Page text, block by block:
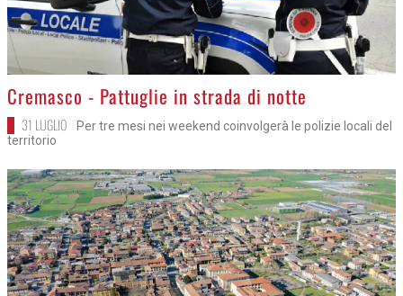
>
Cremasco - Pattuglie in strada di notte
31 LUGLIO
Per tre mesi nei weekend coinvolgerà le polizie locali del
territorio